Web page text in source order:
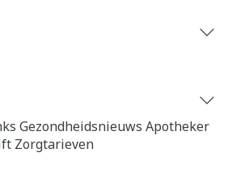
Gezondheidsnieuws Apotheker
Zorgtarieven